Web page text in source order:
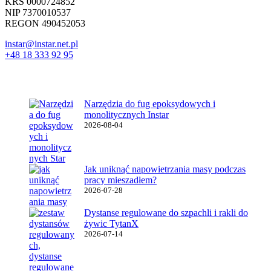
NIP 7370010537
REGON 490452053
instar@instar.net.pl
+48 18 333 92 95
Narzędzia do fug epoksydowych i
monolitycznych Instar
2026-08-04
Jak uniknąć napowietrzania masy podczas
pracy mieszadłem?
2026-07-28
Dystanse regulowane do szpachli i rakli do
żywic TytanX
2026-07-14